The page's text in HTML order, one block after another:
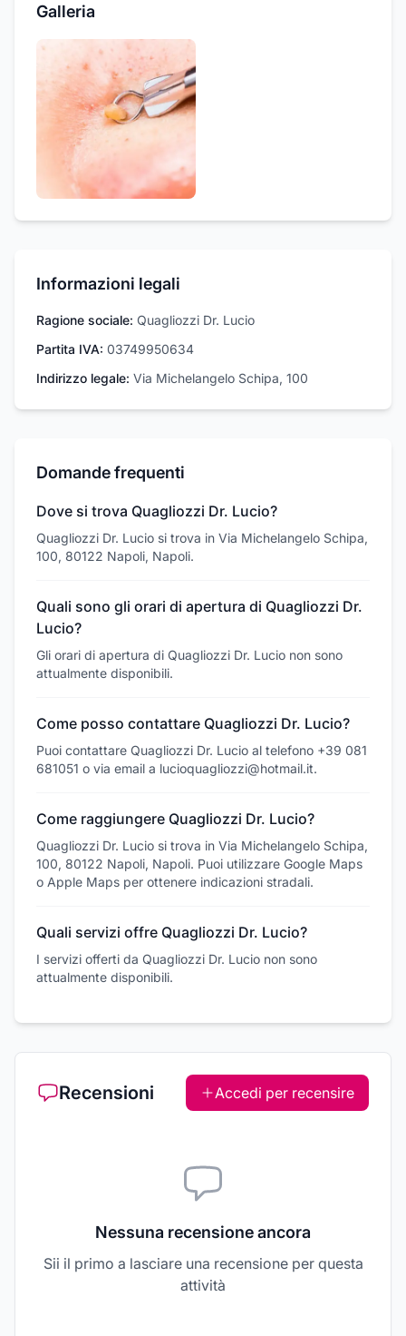
Galleria
Informazioni legali
Ragione sociale: Quagliozzi Dr. Lucio
Partita IVA: 03749950634
Indirizzo legale: Via Michelangelo Schipa, 100
Domande frequenti
Dove si trova Quagliozzi Dr. Lucio?
Quagliozzi Dr. Lucio si trova in Via Michelangelo Schipa,
100, 80122 Napoli, Napoli.
Quali sono gli orari di apertura di Quagliozzi Dr.
Lucio?
Gli orari di apertura di Quagliozzi Dr. Lucio non sono
attualmente disponibili.
Come posso contattare Quagliozzi Dr. Lucio?
Puoi contattare Quagliozzi Dr. Lucio al telefono +39 081
681051 o via email a lucioquagliozzi@hotmail.it.
Come raggiungere Quagliozzi Dr. Lucio?
Quagliozzi Dr. Lucio si trova in Via Michelangelo Schipa,
100, 80122 Napoli, Napoli. Puoi utilizzare Google Maps
o Apple Maps per ottenere indicazioni stradali.
Quali servizi offre Quagliozzi Dr. Lucio?
I servizi offerti da Quagliozzi Dr. Lucio non sono
attualmente disponibili.
Recensioni Accedi per recensire
Nessuna recensione ancora
Sii il primo a lasciare una recensione per questa
attività